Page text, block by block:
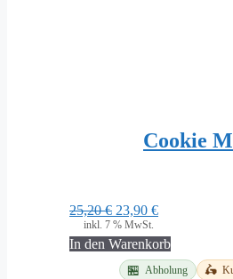
Cookie
25,20€ Ursprünglicher
Preis
war:
25,20 €
23,90 €Aktueller
ist:
23,90 €.
inkl. 7 % MwSt.
In den Warenkorb
🏪 Abholung 🛵